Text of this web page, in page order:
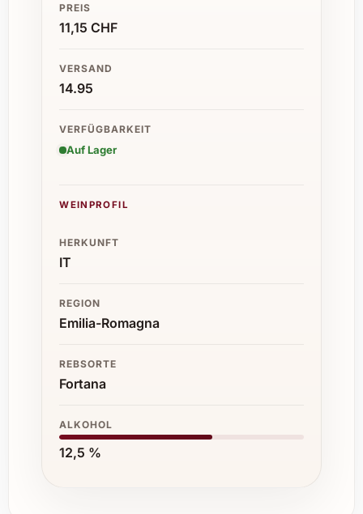
PREIS
11,15 CHF
VERSAND
14.95
VERFÜGBARKEIT
Auf Lager
WEINPROFIL
HERKUNFT
IT
REGION
Emilia-Romagna
REBSORTE
Fortana
ALKOHOL
12,5 %